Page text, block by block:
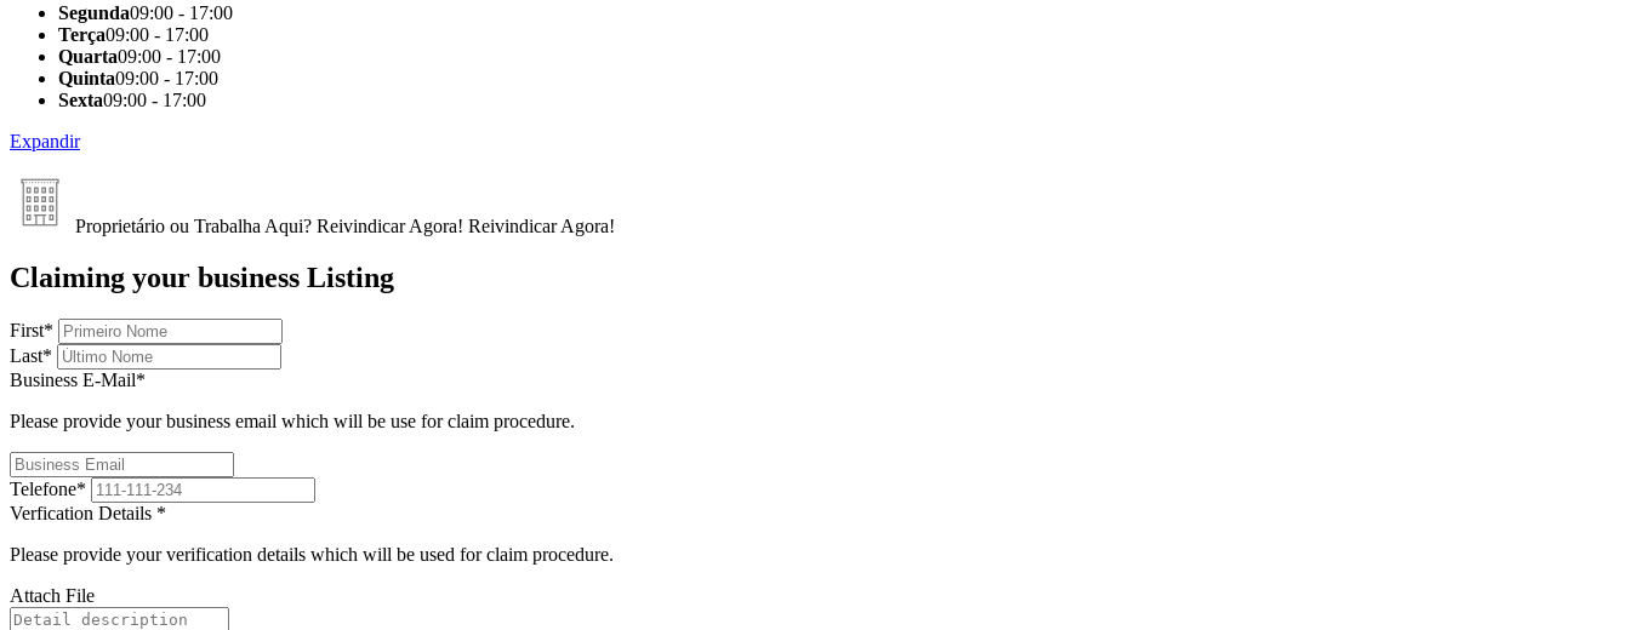
Segunda09:00 - 17:00
Terça09:00 - 17:00
Quarta09:00 - 17:00
Quinta09:00 - 17:00
Sexta09:00 - 17:00
Expandir
Proprietário ou Trabalha Aqui? Reivindicar Agora! Reivindicar Agora!
Claiming your business Listing
First*
Last*
Business E-Mail*
Please provide your business email which will be use for claim procedure.
Telefone*
Verfication Details *
Please provide your verification details which will be used for claim procedure.
Attach File